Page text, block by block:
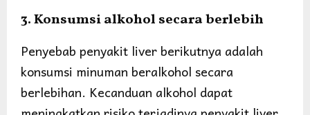
3. Konsumsi alkohol secara berlebih
Penyebab penyakit liver berikutnya adalah
konsumsi minuman beralkohol secara
berlebihan. Kecanduan alkohol dapat